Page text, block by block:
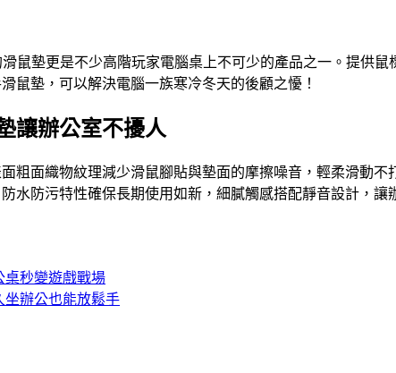
鼠墊更是不少高階玩家電腦桌上不可少的產品之一。提供
鼠墊，可以解決電腦一族寒冷冬天的後顧之懮！
讓辦公室不擾人
粗面織物紋理減少滑鼠腳貼與墊面的摩擦噪音，輕柔滑動
水防污特性確保長期使用如新，細膩觸感搭配靜音設計，讓
桌秒變遊戲戰場
坐辦公也能放鬆手